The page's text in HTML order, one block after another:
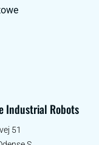
Industrial Robots
51